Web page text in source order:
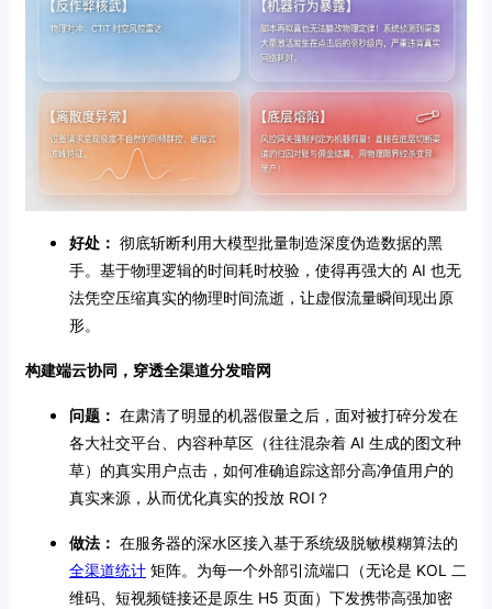
好处： 彻底斩断利用大模型批量制造深度伪造数据的黑
手。基于物理逻辑的时间耗时校验，使得再强大的 AI 也无
法凭空压缩真实的物理时间流逝，让虚假流量瞬间现出原
形。
构建端云协同，穿透全渠道分发暗网
问题： 在肃清了明显的机器假量之后，面对被打碎分发在
各大社交平台、内容种草区（往往混杂着 AI 生成的图文种
草）的真实用户点击，如何准确追踪这部分高净值用户的
真实来源，从而优化真实的投放 ROI？
做法： 在服务器的深水区接入基于系统级脱敏模糊算法的
全渠道统计 矩阵。为每一个外部引流端口（无论是 KOL 二
维码、短视频链接还是原生 H5 页面）下发携带高强加密